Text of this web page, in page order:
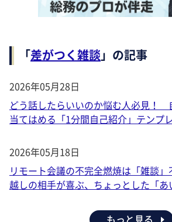
「差がつく雑談」の記事
2026年05月28日
どう話したらいいのか悩む人必見！
当てはめる「1分間自己紹介」テンプ
2026年05月18日
リモート会議の不完全燃焼は「雑談
越しの相手が喜ぶ、ちょっとした「あ
もっと見る